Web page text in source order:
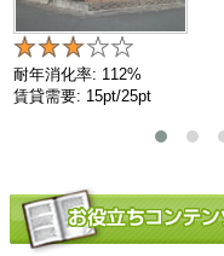
耐年消化率: 112%
賃貸需要: 15pt/25pt